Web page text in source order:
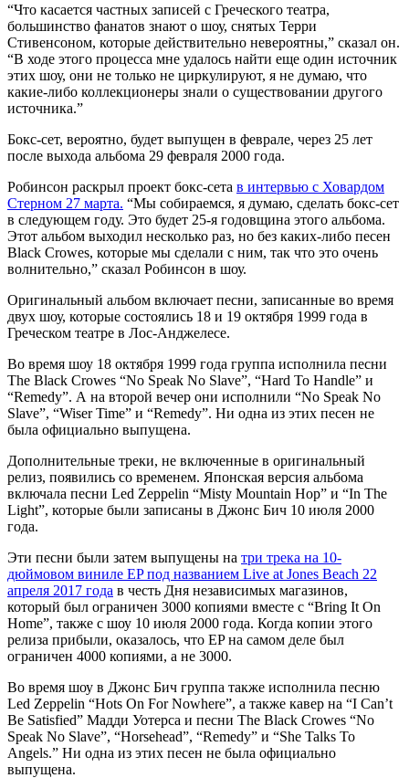
“Что касается частных записей с Греческого театра,
большинство фанатов знают о шоу, снятых Терри
Стивенсоном, которые действительно невероятны,” сказал он.
“В ходе этого процесса мне удалось найти еще один источник
этих шоу, они не только не циркулируют, я не думаю, что
какие-либо коллекционеры знали о существовании другого
источника.”
Бокс-сет, вероятно, будет выпущен в феврале, через 25 лет
после выхода альбома 29 февраля 2000 года.
Робинсон раскрыл проект бокс-сета в интервью с Ховардом
Стерном 27 марта. “Мы собираемся, я думаю, сделать бокс-сет
в следующем году. Это будет 25-я годовщина этого альбома.
Этот альбом выходил несколько раз, но без каких-либо песен
Black Crowes, которые мы сделали с ним, так что это очень
волнительно,” сказал Робинсон в шоу.
Оригинальный альбом включает песни, записанные во время
двух шоу, которые состоялись 18 и 19 октября 1999 года в
Греческом театре в Лос-Анджелесе.
Во время шоу 18 октября 1999 года группа исполнила песни
The Black Crowes “No Speak No Slave”, “Hard To Handle” и
“Remedy”. А на второй вечер они исполнили “No Speak No
Slave”, “Wiser Time” и “Remedy”. Ни одна из этих песен не
была официально выпущена.
Дополнительные треки, не включенные в оригинальный
релиз, появились со временем. Японская версия альбома
включала песни Led Zeppelin “Misty Mountain Hop” и “In The
Light”, которые были записаны в Джонс Бич 10 июля 2000
года.
Эти песни были затем выпущены на три трека на 10-
дюймовом виниле EP под названием Live at Jones Beach 22
апреля 2017 года в честь Дня независимых магазинов,
который был ограничен 3000 копиями вместе с “Bring It On
Home”, также с шоу 10 июля 2000 года. Когда копии этого
релиза прибыли, оказалось, что EP на самом деле был
ограничен 4000 копиями, а не 3000.
Во время шоу в Джонс Бич группа также исполнила песню
Led Zeppelin “Hots On For Nowhere”, а также кавер на “I Can’t
Be Satisfied” Мадди Уотерса и песни The Black Crowes “No
Speak No Slave”, “Horsehead”, “Remedy” и “She Talks To
Angels.” Ни одна из этих песен не была официально
выпущена.